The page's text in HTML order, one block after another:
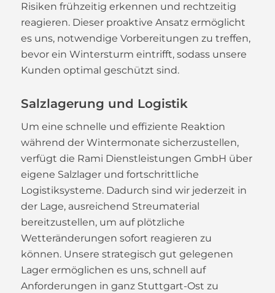
Risiken frühzeitig erkennen und rechtzeitig
reagieren. Dieser proaktive Ansatz ermöglicht
es uns, notwendige Vorbereitungen zu treffen,
bevor ein Wintersturm eintrifft, sodass unsere
Kunden optimal geschützt sind.
Salzlagerung und Logistik
Um eine schnelle und effiziente Reaktion
während der Wintermonate sicherzustellen,
verfügt die Rami Dienstleistungen GmbH über
eigene Salzlager und fortschrittliche
Logistiksysteme. Dadurch sind wir jederzeit in
der Lage, ausreichend Streumaterial
bereitzustellen, um auf plötzliche
Wetteränderungen sofort reagieren zu
können. Unsere strategisch gut gelegenen
Lager ermöglichen es uns, schnell auf
Anforderungen in ganz Stuttgart-Ost zu